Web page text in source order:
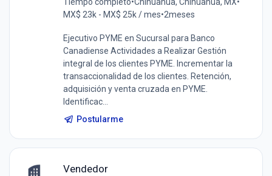
MX$ 23k - MX$ 25k / mes•2meses
Ejecutivo PYME en Sucursal para Banco
Canadiense Actividades a Realizar Gestión
integral de los clientes PYME. Incrementar la
transaccionalidad de los clientes. Retención,
adquisición y venta cruzada en PYME.
Identificac...
Postularme
Vendedor